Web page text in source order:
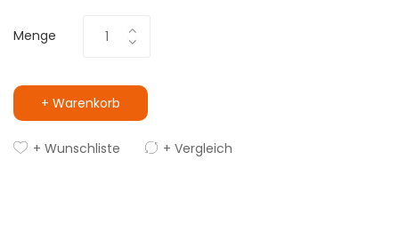
Menge
+ Warenkorb
+ Wunschliste + Vergleich